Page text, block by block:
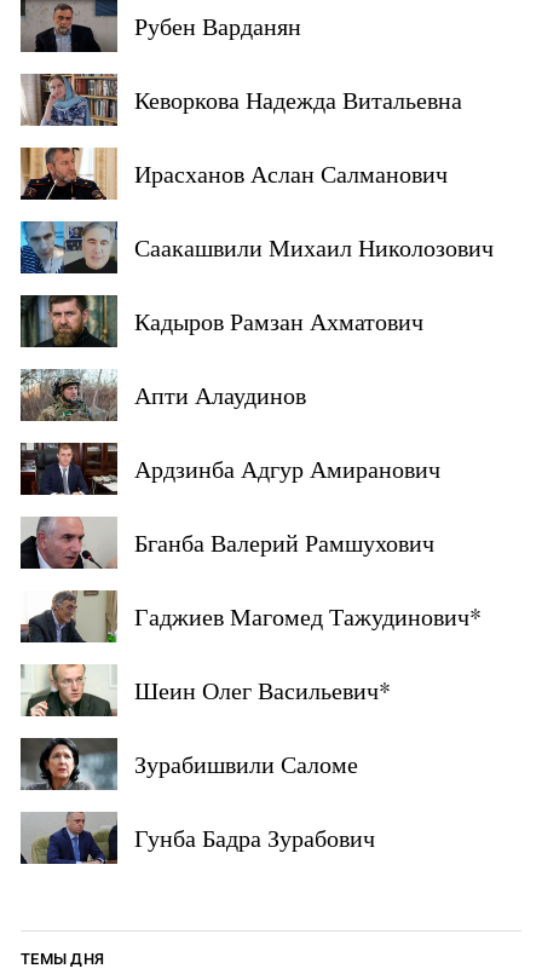
Рубен Варданян
Кеворкова Надежда Витальевна
Ирасханов Аслан Салманович
Саакашвили Михаил Николозович
Кадыров Рамзан Ахматович
Апти Алаудинов
Ардзинба Адгур Амиранович
Бганба Валерий Рамшухович
Гаджиев Магомед Тажудинович*
Шеин Олег Васильевич*
Зурабишвили Саломе
Гунба Бадра Зурабович
ТЕМЫ ДНЯ